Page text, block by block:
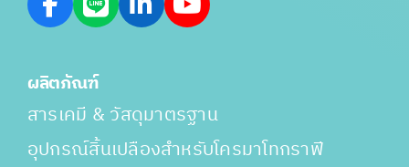
ผลิตภัณฑ์
สารเคมี & วัสดุมาตรฐาน
อุปกรณ์สิ้นเปลืองสำหรับโครมาโทกราฟี